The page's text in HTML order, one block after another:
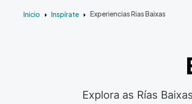
Inicio Inspírate Experiencias Rias Baixas
Explora as Rías